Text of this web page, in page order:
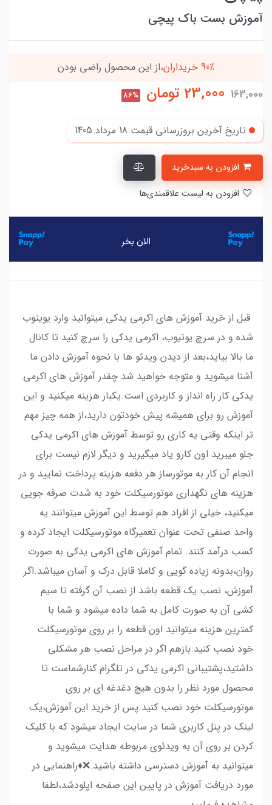
آموزش بست باک پیچی
بسته ها سرموقع(بدون‌تاخیر)
163,000
23,000 تومان 86%
تاریخ آخرین بروزرسانی قیمت 18 مرداد 1405
قبل از خرید آموزش های اکرمی یدکی میتوانید وارد یویتوب
شده و در سرچ یوتیوب، اکرمی یدکی را سرچ کنید تا کانال
ما بالا بیاید،بعد از دیدن ویدئو ها با نحوه آموزش دادن ما
آشنا میشوید و متوجه خواهید شد چقدر آموزش های اکرمی
یدکی کار راه انداز و کاربردی است.یکبار هزینه میکنید و این
آموزش رو برای همیشه پیش خودتون دارید،از همه چیز مهم
تر اینکه وقتی یه کاری رو توسط آموزش های اکرمی یدکی
جلو میبرید اون کارو یاد میگیرید و دیگر لازم نیست برای
انجام آن کار به موتورساز هر دفعه هزینه پرداخت نمایید و در
هزینه های نگهداری موتورسیکلت خود به شدت صرفه جویی
میکنید، خیلی از افراد هم توسط این آموزش میتوانند یه
واحد صنفی تحت عنوان تعمیرگاه موتورسیکلت ایجاد کرده و
کسب درآمد کنند. تمام آموزش های اکرمی یدکی به صورت
روان،بدونه زیاده گویی و کاملا قابل درک و آسان میباشد.اگر
آموزش، نصب یک قطعه باشد از نصب آن گرفته تا سیم
کشی آن به صورت کامل به شما داده میشود و شما با
کمترین هزینه میتوانید اون قطعه را بر روی موتورسیکلت
خود نصب کنید.بازهم اگر در مراحل نصب هر مشکلی
داشتید،پشتیبانی اکرمی یدکی در تلگرام کنارشماست تا
محصول مورد نظر را بدون هیچ دغدغه ای بر روی
موتورسیکلت خود نصب کنید.پس از خرید این آموزش،یک
لینک در پنل کاربری شما در سایت ایجاد میشود که با کلیک
کردن بر روی آن به ویدئوی مربوطه هدایت میشوید و
میتوانید به آموزش دسترسی داشته باشید.❌♦️راهنمایی در
مورد دریافت آموزش در پایین این صفحه اپلودشد،لطفا